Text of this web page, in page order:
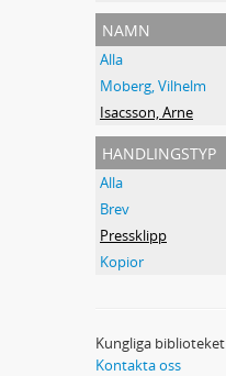
namn
Alla
Moberg, Vilhelm
Isacsson, Arne
handlingstyp
Alla
Brev
Pressklipp
Kopior
Kungliga biblioteket
Kontakta oss